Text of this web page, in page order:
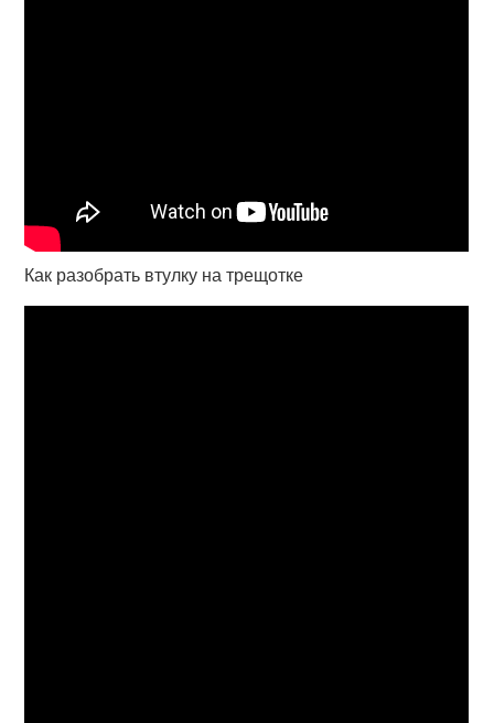
Как разобрать втулку на трещотке